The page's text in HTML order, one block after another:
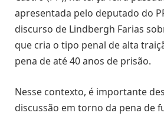
apresentada pelo deputado do
discurso de Lindbergh Farias
que cria o tipo penal de alta
pena de até 40 anos de prisão.
Nesse contexto, é importante
discussão em torno da pena de